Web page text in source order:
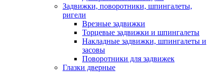
Задвижки, поворотники, шпингалеты,
ригели
Врезные задвижки
Торцевые задвижки и шпингалеты
Накладные задвижки, шпингалеты и
засовы
Поворотники для задвижек
Глазки дверные